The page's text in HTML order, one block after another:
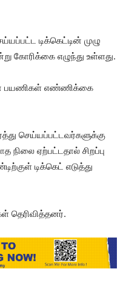
டிக்கெட்டின் முழு
கோரிக்கை எழுந்து உள்ளது.
பயணிகள் எண்ணிக்கை
செய்யப்பட்டவர்களுக்கு
நிலை ஏற்பட்டதால் சிறப்பு
டிக்கெட் எடுத்து
தெரிவித்தனர்.